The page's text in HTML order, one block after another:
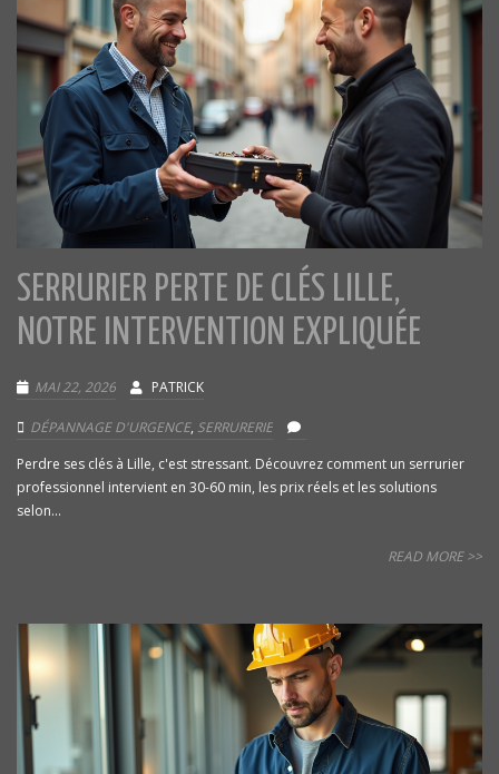
SERRURIER PERTE DE CLÉS LILLE,
NOTRE INTERVENTION EXPLIQUÉE
MAI 22, 2026 PATRICK
DÉPANNAGE D'URGENCE, SERRURERIE
Perdre ses clés à Lille, c'est stressant. Découvrez comment un serrurier
professionnel intervient en 30-60 min, les prix réels et les solutions
selon...
READ MORE >>